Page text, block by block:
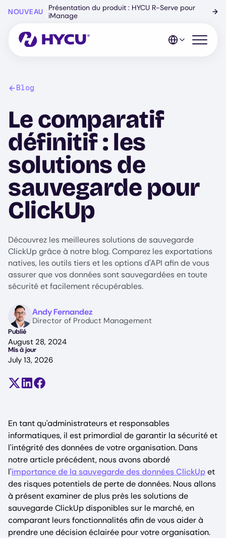
content
NOUVEAU
Présentation du produit : HYCU R-Serve pour
iManage
→
Open
Blog
Le comparatif
définitif : les
solutions de
sauvegarde pour
ClickUp
Découvrez les meilleures solutions de sauvegarde
ClickUp grâce à notre blog. Comparez les exportations
natives, les outils tiers et les options d'API afin de vous
assurer que vos données sont sauvegardées en toute
sécurité et facilement récupérables.
Image Andy Fernandez
Director of Product Management
Publié
August 28, 2024
Mis à jour
July 13, 2026
Partager sur X (anciennement Twitter)
Partager sur LinkedIn
Partager sur Facebook
En tant qu'administrateurs et responsables
informatiques, il est primordial de garantir la sécurité et
l'intégrité des données de votre organisation. Dans
notre article précédent, nous avons abordé
l'importance de la sauvegarde des données ClickUpet
des risques potentiels de perte de données. Nous allons
à présent examiner de plus près les solutions de
sauvegarde ClickUp disponibles sur le marché, en
comparant leurs fonctionnalités afin de vous aider à
prendre une décision éclairée pour votre organisation.